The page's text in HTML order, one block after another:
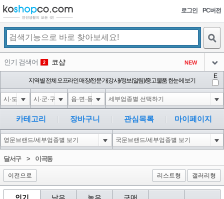
로그인 PC버전
인기 검색어 2 코샵 NEW
3 익스
아이콘
4 1-1); waitfor delay '0:0:15' --
아이콘
5 10'XOR(1*if(now()=sysdate(),sleep(15),0))XOR'Z
아이콘
1
6 1*DBMS_PIPE.RECEIVE_MESSAGE(CHR(99)||CHR(99)||CHR(99),15)
아이콘
1
1
지역별 전체 오프라인 매장/전문가(강사)/정보(알림)/중고물품 한눈에 보기
E
카테고리 장바구니 관심목록 마이페이지
달서구> 이곡동
이전으로 리스트형 갤러리형
인기
낮은
높은
구매